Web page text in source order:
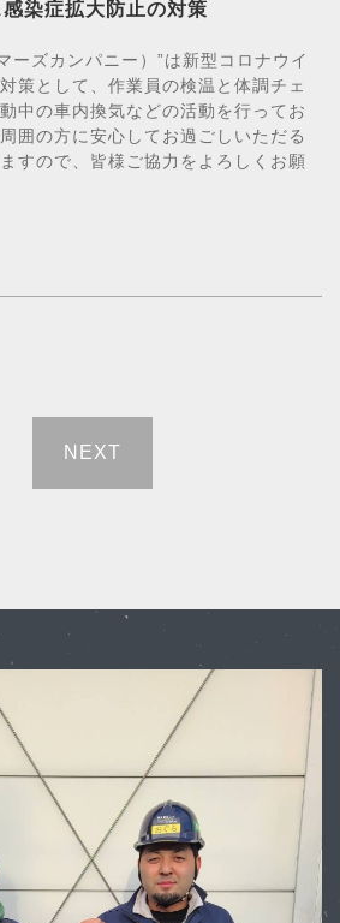
染症拡大防止の対策
ーズカンパニー）”は新型コロナウイ
策として、作業員の検温と体調チェ
中の車内換気などの活動を行ってお
囲の方に安心してお過ごしいただる
すので、皆様ご協力をよろしくお願
NEXT